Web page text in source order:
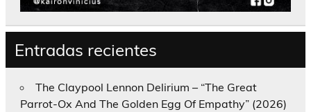
Entradas recientes
The Claypool Lennon Delirium – “The Great
Parrot-Ox And The Golden Egg Of Empathy” (2026)